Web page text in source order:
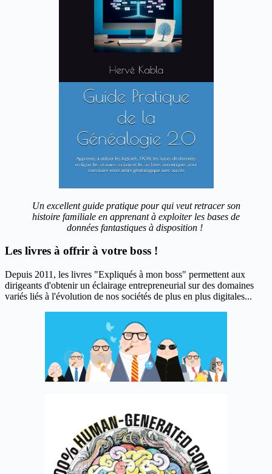
Un excellent guide pratique pour qui veut retracer son
histoire familiale en apprenant à exploiter les bases de
données fantastiques à disposition !
Les livres à offrir à votre boss !
Depuis 2011, les livres "Expliqués à mon boss" permettent aux
dirigeants d'obtenir un éclairage entrepreneurial sur des domaines
variés liés à l'évolution de nos sociétés de plus en plus digitales...